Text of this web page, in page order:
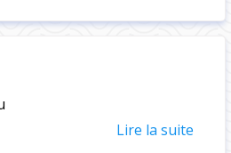
Lire la suite